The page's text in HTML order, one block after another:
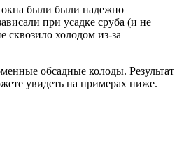
окна были были надежно
при усадке сруба (и не
сквозило холодом из-за
обсадные колоды. Результат
увидеть на примерах ниже.